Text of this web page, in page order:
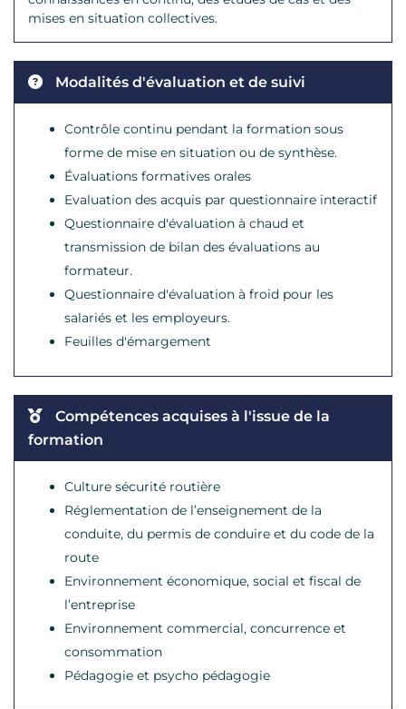
mises en situation collectives.
Modalités d'évaluation et de suivi
Contrôle continu pendant la formation sous
forme de mise en situation ou de synthèse.
Évaluations formatives orales
Evaluation des acquis par questionnaire interactif
Questionnaire d'évaluation à chaud et
transmission de bilan des évaluations au
formateur.
Questionnaire d'évaluation à froid pour les
salariés et les employeurs.
Feuilles d'émargement
Compétences acquises à l'issue de la
formation
Culture sécurité routière
Réglementation de l’enseignement de la
conduite, du permis de conduire et du code de la
route
Environnement économique, social et fiscal de
l’entreprise
Environnement commercial, concurrence et
consommation
Pédagogie et psycho pédagogie